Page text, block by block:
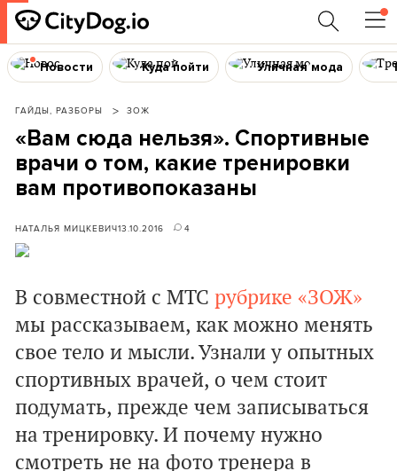
Новости Куда пойти Уличная мода
ГАЙДЫ, РАЗБОРЫ ЗОЖ
«Вам сюда нельзя». Спортивные
врачи о том, какие тренировки
вам противопоказаны
НАТАЛЬЯ МИЦКЕВИЧ13.10.2016 4
В совместной с МТС рубрике «ЗОЖ»
мы рассказываем, как можно менять
свое тело и мысли. Узнали у опытных
спортивных врачей, о чем стоит
подумать, прежде чем записываться
на тренировку. И почему нужно
смотреть не на фото тренера в